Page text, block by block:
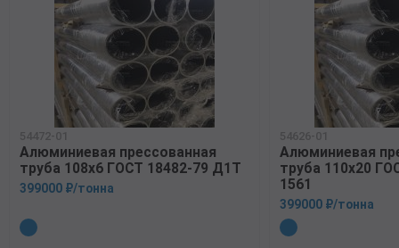
54472-01
Алюминиевая прессованная
труба 108х6 ГОСТ 18482-79 Д1Т
399000 ₽/тонна
54626-01
Алюминиевая
труба 110х20
1561
399000 ₽/тонна